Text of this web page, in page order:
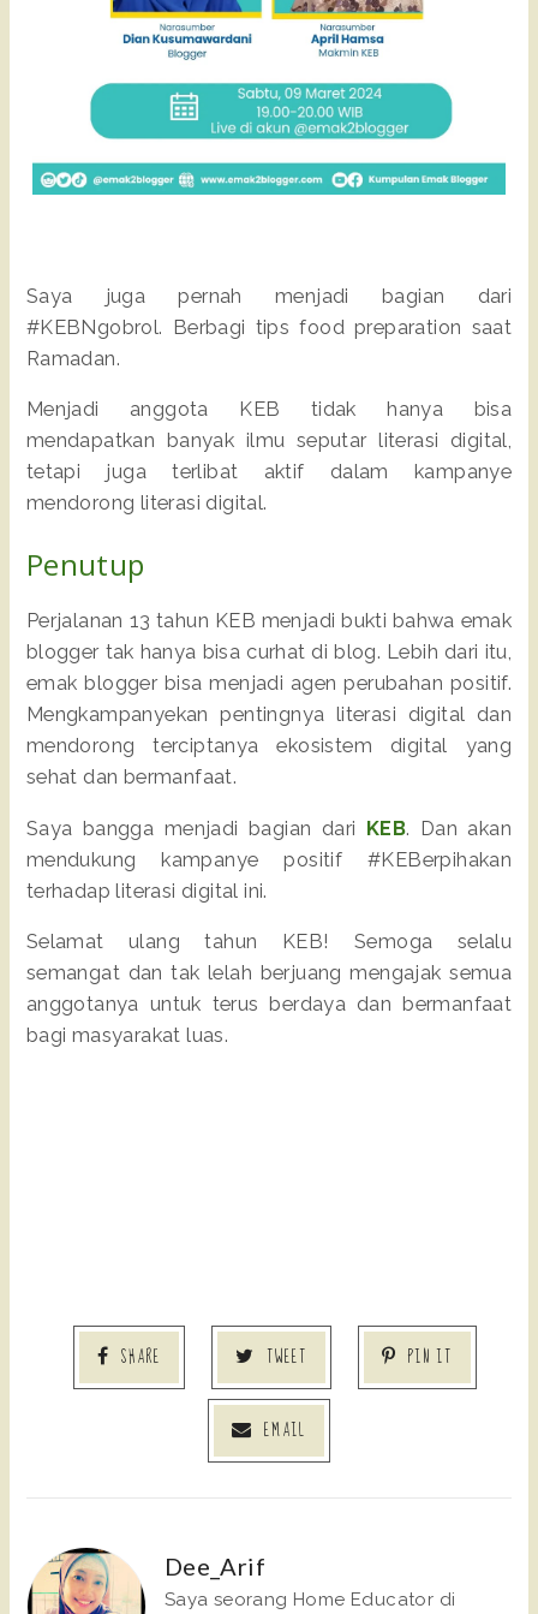
Saya juga pernah menjadi bagian dari
#KEBNgobrol. Berbagi tips food preparation saat
Ramadan.
Menjadi anggota KEB tidak hanya bisa
mendapatkan banyak ilmu seputar literasi digital,
tetapi juga terlibat aktif dalam kampanye
mendorong literasi digital.
Penutup
Perjalanan 13 tahun KEB menjadi bukti bahwa emak
blogger tak hanya bisa curhat di blog. Lebih dari itu,
emak blogger bisa menjadi agen perubahan positif.
Mengkampanyekan pentingnya literasi digital dan
mendorong terciptanya ekosistem digital yang
sehat dan bermanfaat.
Saya bangga menjadi bagian dari KEB. Dan akan
mendukung kampanye positif #KEBerpihakan
terhadap literasi digital ini.
Selamat ulang tahun KEB! Semoga selalu
semangat dan tak lelah berjuang mengajak semua
anggotanya untuk terus berdaya dan bermanfaat
bagi masyarakat luas.
SHARE TWEET PIN IT
EMAIL
Dee_Arif
Saya seorang Home Educator di